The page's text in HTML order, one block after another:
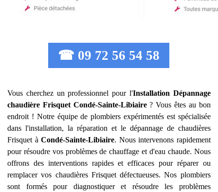
☎ 09 72 56 54 58
Vous cherchez un professionnel pour l'Installation Dépannage
chaudière Frisquet Condé-Sainte-Libiaire? Vous êtes au bon
endroit ! Notre équipe de plombiers expérimentés est spécialisée
dans l'installation, la réparation et le dépannage de chaudières
Frisquet àCondé-Sainte-Libiaire. Nous intervenons rapidement
pour résoudre vos problèmes de chauffage et d'eau chaude. Nous
offrons des interventions rapides et efficaces pour réparer ou
remplacer vos chaudières Frisquet défectueuses. Nos plombiers
sont formés pour diagnostiquer et résoudre les problèmes